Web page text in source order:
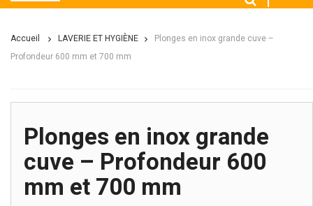
Accueil LAVERIE ET HYGIÈNE
Plonges en inox grande cuve –
Profondeur 600 mm et 700 mm
Plonges en inox grande
cuve – Profondeur 600
mm et 700 mm